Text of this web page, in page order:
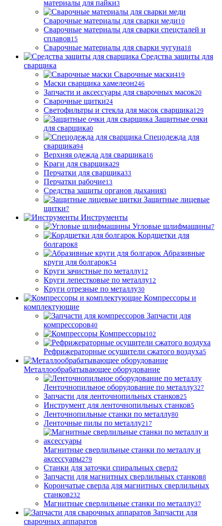
материалы для пайки3
Сварочные материалы для сварки меди10
Сварочные материалы для сварки спецсталей и
сплавов15
Сварочные материалы для сварки чугуна18
Средства защиты для
сварщика
Сварочные маски419
Маски сварщика хамелеон246
Запчасти и аксессуары для сварочных масок20
Сварочные щитки24
Светофильтры и стекла для масок сварщика129
Защитные очки
для сварщика0
Спецодежда для
сварщика94
Верхняя одежда для сварщика16
Краги для сварщика29
Перчатки для сварщика33
Перчатки рабочие13
Средства защиты органов дыхания3
Защитные лицевые
щитки7
Инструменты
Угловые шлифмашины7
Кордщетки для
болгарок8
Абразивные
круги для болгарок54
Круги зачистные по металлу12
Круги лепестковые по металлу12
Круги отрезные по металлу30
Компрессоры и
комплектующие
Запчасти для
компрессоров40
Компрессоры102
Рефрижераторные осушители сжатого воздуха5
Металлообрабатывающее оборудование
Ленточнопильное оборудование по металлу327
Запчасти для ленточнопильных станков25
Инструмент для ленточнопильных станков5
Ленточнопильные станки по металлу80
Ленточные пилы по металлу217
Магнитные сверлильные станки по металлу и
аксессуары279
Станки для заточки спиральных сверл2
Запчасти для магнитных сверлильных станков8
Корончатые сверла для магнитных сверлильных
станков232
Магнитные сверлильные станки по металлу37
Запчасти для
сварочных аппаратов